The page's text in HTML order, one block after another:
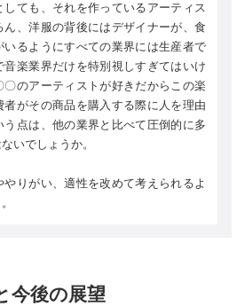
ても、それを作っているアーティス
ん、洋服の背後にはデザイナーが、食
いるようにすべての業界には生産者で
楽業界だけを特別視しすぎてはいけ
〇のアーティストが好きだからこの楽
者がその商品を購入する際に人を理由
う点は、他の業界と比べて圧倒的に多
いでしょうか。
りがい、適性を改めて考えられるよ
今後の展望